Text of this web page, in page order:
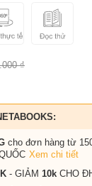
₫
cho đơn hàng từ
Xem chi tiết
- GIẢM 10k CHO